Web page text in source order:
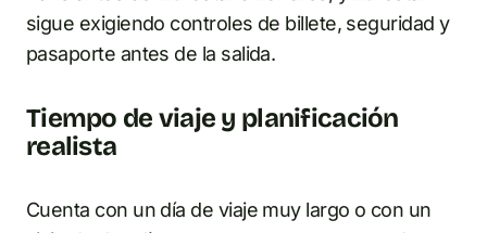
sigue exigiendo controles de billete, seguridad y
pasaporte antes de la salida.
Tiempo de viaje y planificación
realista
Cuenta con un día de viaje muy largo o con un